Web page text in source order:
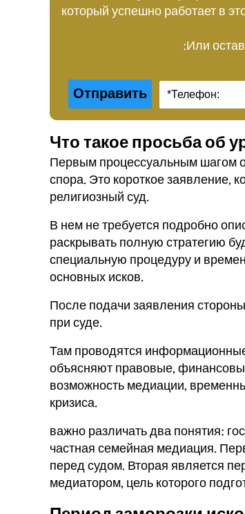
который успешно работает в
Или
Что такое просьба об
Первым процессуальным шагом
спора. Это короткое заявление,
религиозный суд.
В нем не требуется подробно
раскрывать полную стратегию
специальную процедуру и
основных исков.
После подачи заявления
при суде.
Там проводятся
объясняют правовые,
возможность медиации,
кризиса.
важно различать два понятия:
частная семейная медиация.
перед судом. Вторая является
медиатором, цель которого